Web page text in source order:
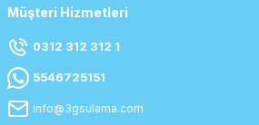
Müşteri Hizmetleri
0312 312 312 1
5546725151
info@3gsulama.com